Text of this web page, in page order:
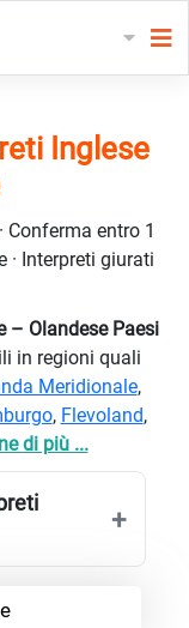
Inglese
entro 1
· Interpreti giurati
– Olandese Paesi
in regioni quali
Meridionale,
, Flevoland,
di più ...